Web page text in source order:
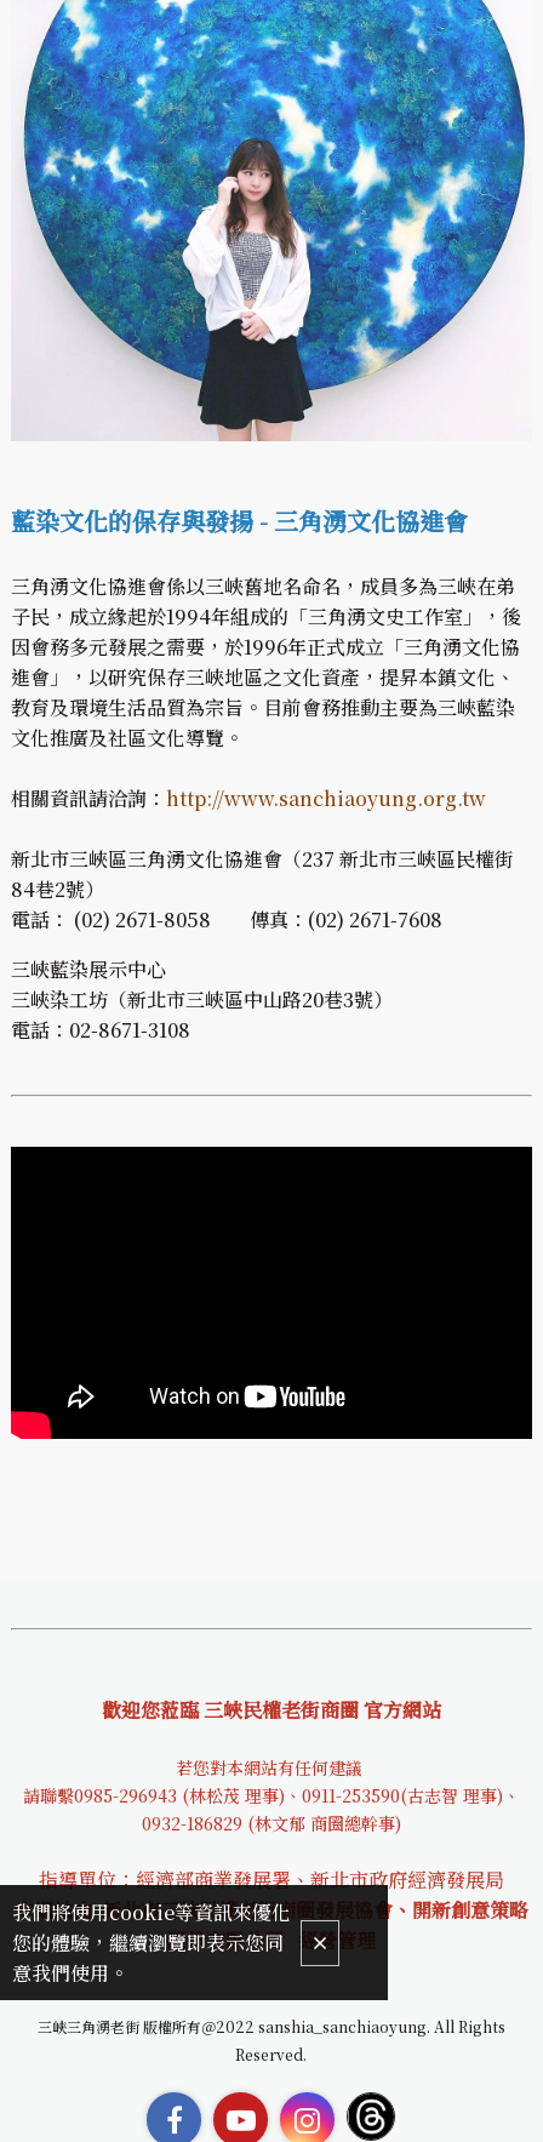
藍染文化的保存與發揚 -三角湧文化協進會
三角湧文化協進會係以三峽舊地名命名，成員多為三峽在弟
子民，成立緣起於1994年組成的「三角湧文史工作室」，後
因會務多元發展之需要，於1996年正式成立「三角湧文化協
進會」，以研究保存三峽地區之文化資產，提昇本鎮文化、
教育及環境生活品質為宗旨。目前會務推動主要為三峽藍染
文化推廣及社區文化導覽。
相關資訊請洽詢： http://www.sanchiaoyung.org.tw
新北市三峽區三角湧文化協進會（237 新北市三峽區民權街
84巷2號）
電話： (02) 2671-8058 傳真：(02) 2671-7608
三峽藍染展示中心
三峽染工坊（新北市三峽區中山路20巷3號）
電話：02-8671-3108
歡迎您蒞臨 三峽民權老街商圈 官方網站
若您對本網站有任何建議
請聯繫0985-296943 (林松茂 理事)、0911-253590(古志智 理事)、
0932-186829 (林文郁 商圈總幹事)
指導單位：經濟部商業發展署、新北市政府經濟發展局
本網站由 新北市三峽民權老街商圈發展協會、開新創意策略
股份有限公司
經營管理
三峽三角湧老街 版權所有＠2022 sanshia_sanchiaoyung. All Rights
Reserved.
我們將使用cookie等資訊來優化
您的體驗，繼續瀏覽即表示您同
意我們使用。